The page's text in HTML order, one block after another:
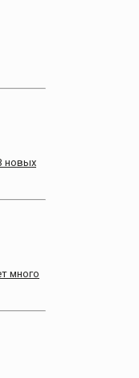
новых
много